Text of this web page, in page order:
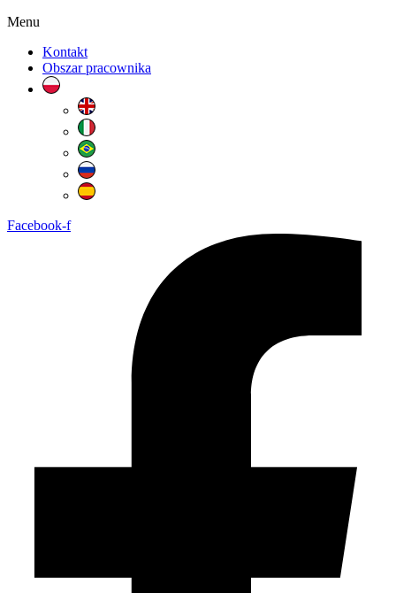
Menu
Kontakt
Obszar pracownika
Facebook-f